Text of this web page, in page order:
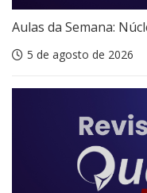
Aulas da Semana:
5 de agosto de 2026